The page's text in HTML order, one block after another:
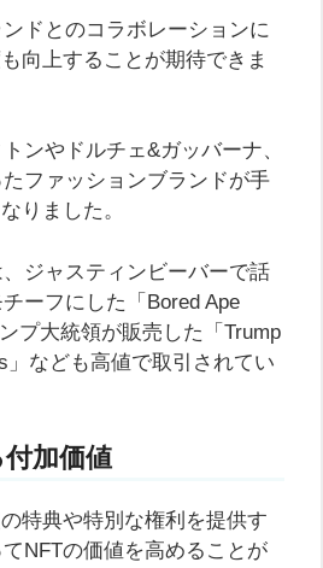
ドとのコラボレーションに
向上することが期待できま
ンやドルチェ&ガッバーナ、
ファッションブランドが手
りました。
ジャスティンビーバーで話
ーフにした「Bored Ape
プ大統領が販売した「Trump
」なども高値で取引されてい
加価値
特典や特別な権利を提供す
NFTの価値を高めることが